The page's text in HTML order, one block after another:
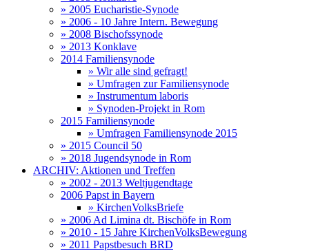
» 2005 Eucharistie-Synode
» 2006 - 10 Jahre Intern. Bewegung
» 2008 Bischofssynode
» 2013 Konklave
2014 Familiensynode
» Wir alle sind gefragt!
» Umfragen zur Familiensynode
» Instrumentum laboris
» Synoden-Projekt in Rom
2015 Familiensynode
» Umfragen Familiensynode 2015
» 2015 Council 50
» 2018 Jugendsynode in Rom
ARCHIV: Aktionen und Treffen
» 2002 - 2013 Weltjugendtage
2006 Papst in Bayern
» KirchenVolksBriefe
» 2006 Ad Limina dt. Bischöfe in Rom
» 2010 - 15 Jahre KirchenVolksBewegung
» 2011 Papstbesuch BRD